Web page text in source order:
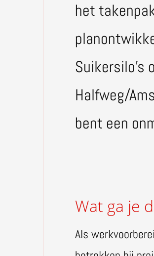
het
Suikersilo’s
Halfweg/
bent een
Wat ga je
Als